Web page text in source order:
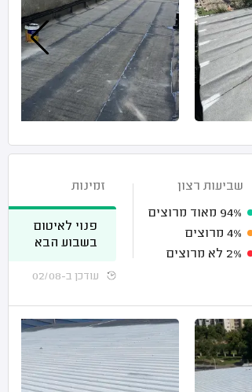
שביעות רצון
94% מאוד מרוצים
4% מרוצים
2% לא מרוצים
זמינות
פנוי לאיטום
בשבוע הבא
עודכן ב-02/08